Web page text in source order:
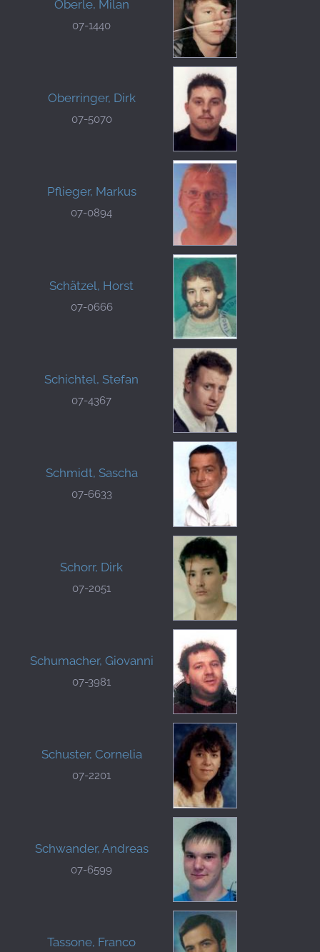
Oberle, Milan
07-1440
Oberringer, Dirk
07-5070
Pflieger, Markus
07-0894
Schätzel, Horst
07-0666
Schichtel, Stefan
07-4367
Schmidt, Sascha
07-6633
Schorr, Dirk
07-2051
Schumacher, Giovanni
07-3981
Schuster, Cornelia
07-2201
Schwander, Andreas
07-6599
Tassone, Franco